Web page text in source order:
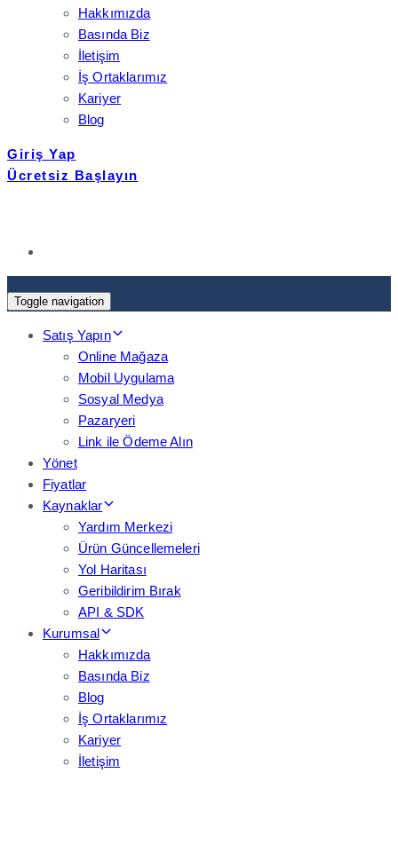
Hakkımızda
Basında Biz
İletişim
İş Ortaklarımız
Kariyer
Blog
Giriş Yap
Ücretsiz Başlayın
Toggle navigation
Satış Yapın
Online Mağaza
Mobil Uygulama
Sosyal Medya
Pazaryeri
Link ile Ödeme Alın
Yönet
Fiyatlar
Kaynaklar
Yardım Merkezi
Ürün Güncellemeleri
Yol Haritası
Geribildirim Bırak
API & SDK
Kurumsal
Hakkımızda
Basında Biz
Blog
İş Ortaklarımız
Kariyer
İletişim